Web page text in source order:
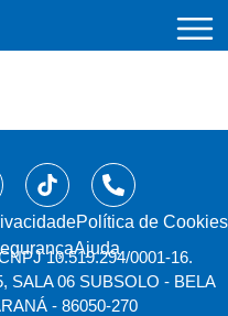
Política de Cookies
Ajuda
10.519.294/0001-16.
SALA 06 SUBSOLO - BELA
- 86050-270